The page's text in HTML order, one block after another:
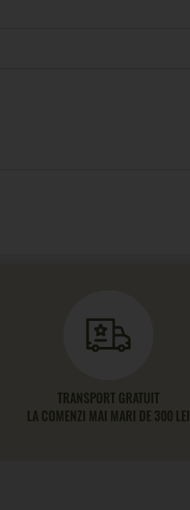
TRANSPORT GRATUIT
LA COMENZI MAI MARI DE 300 LEI